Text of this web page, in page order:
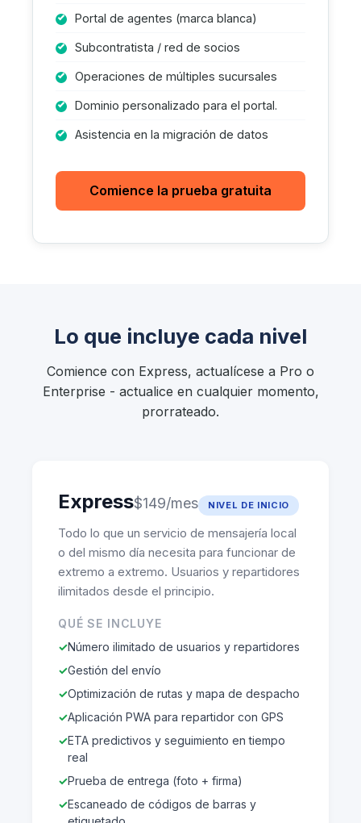
Portal de agentes (marca blanca)
Subcontratista / red de socios
Operaciones de múltiples sucursales
Dominio personalizado para el portal.
Asistencia en la migración de datos
Comience la prueba gratuita
Lo que incluye cada nivel
Comience con Express, actualícese a Pro o
Enterprise - actualice en cualquier momento,
prorrateado.
Express$149/mes NIVEL DE INICIO
Todo lo que un servicio de mensajería local
o del mismo día necesita para funcionar de
extremo a extremo. Usuarios y repartidores
ilimitados desde el principio.
QUÉ SE INCLUYE
Número ilimitado de usuarios y repartidores
Gestión del envío
Optimización de rutas y mapa de despacho
Aplicación PWA para repartidor con GPS
ETA predictivos y seguimiento en tiempo
real
Prueba de entrega (foto + firma)
Escaneado de códigos de barras y